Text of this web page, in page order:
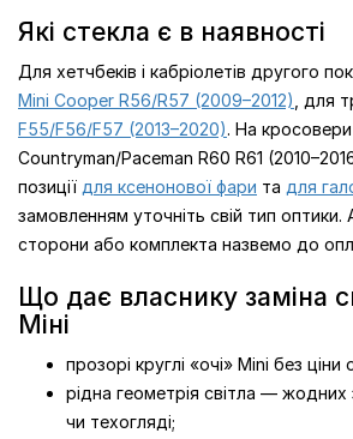
Які стекла є в наявності
Для хетчбеків і кабріолетів другого
Mini Cooper R56/R57 (2009–2012)
, для
F55/F56/F57 (2013–2020). На кросовери
Countryman/Paceman R60 R61
позиції для ксенонової фари та для
замовленням уточніть свій тип оптики.
сторони або комплекта назвемо до
Що дає власнику заміна
Міні
прозорі круглі «очі» Mini без ціни
рідна геометрія світла —
чи техогляді;